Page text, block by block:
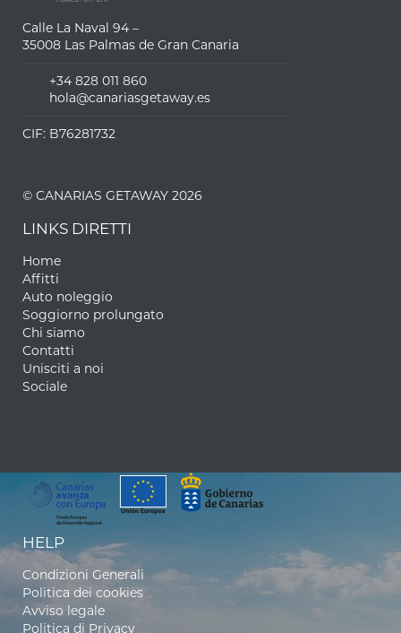
Calle La Naval 94 –
35008 Las Palmas de Gran Canaria
+34 828 011 860
hola@canariasgetaway.es
CIF: B76281732
© CANARIAS GETAWAY 2026
LINKS DIRETTI
Home
Affitti
Auto noleggio
Soggiorno prolungato
Chi siamo
Contatti
Unisciti a noi
Sociale
HELP
Condizioni Generali
Politica dei cookies
Avviso legale
Politica di Privacy